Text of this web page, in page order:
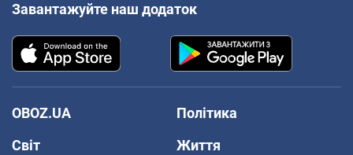
Завантажуйте наш додаток
OBOZ.UA
Політика
Світ
Життя